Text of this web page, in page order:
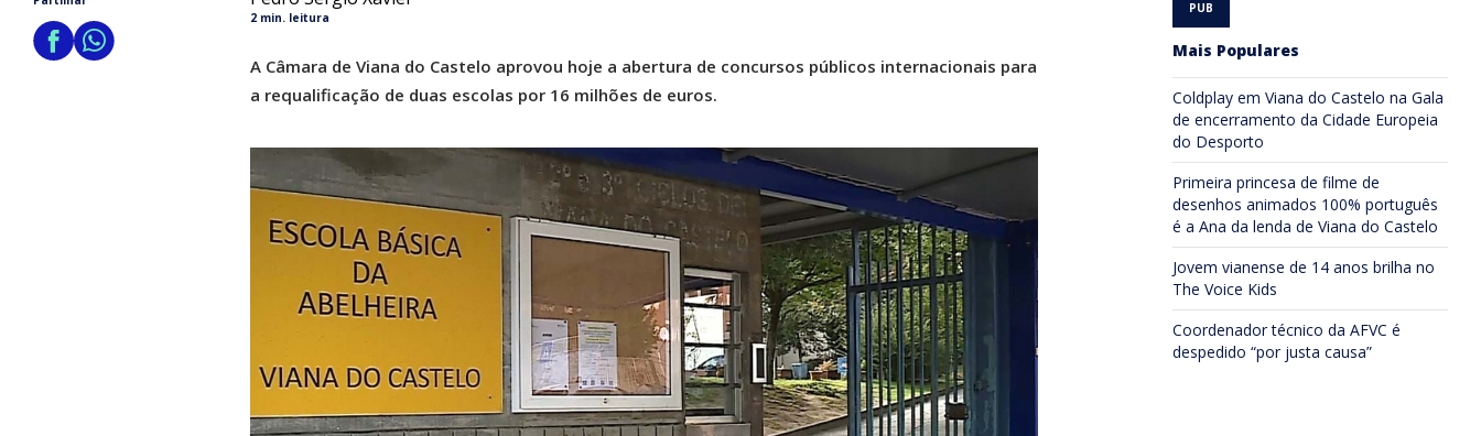
2 min. leitura
A Câmara de Viana do Castelo aprovou hoje a abertura de concursos públicos internacionais para
a requalificação de duas escolas por 16 milhões de euros.
Mais Populares
Coldplay em Viana do Castelo na Gala
de encerramento da Cidade Europeia
do Desporto
Primeira princesa de filme de
desenhos animados 100% português
é a Ana da lenda de Viana do Castelo
Jovem vianense de 14 anos brilha no
The Voice Kids
Coordenador técnico da AFVC é
despedido “por justa causa”